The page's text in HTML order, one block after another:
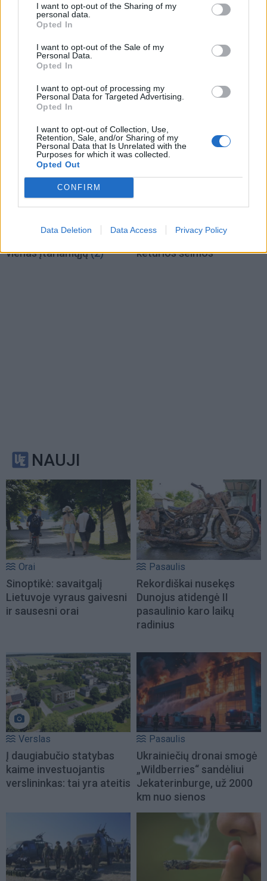
I want to opt-out of the Sharing of my
personal data.
Opted In
I want to opt-out of the Sale of my
Personal Data.
Opted In
I want to opt-out of processing my
Personal Data for Targeted Advertising.
Opted In
I want to opt-out of Collection, Use,
Retention, Sale, and/or Sharing of my
Personal Data that Is Unrelated with the
Purposes for which it was collected.
Opted Out
CONFIRM
Data Deletion Data Access Privacy Policy
Kriminalai
Niekšui panižo rankos:
vėliau ir jos nepilnametę
(2)
Kriminalai
ištuštino žaidimų
Kriminalai
Paramediko nužudymo
vienas įtariamųjų(2)
Kriminalai
Užsidegė lauko pavėsinė:
keturios šeimos
NAUJI
Orai
Sinoptikė: savaitgalį
Lietuvoje vyraus gaivesni
ir sausesni orai
Pasaulis
Rekordiškai nusekęs
Dunojus atidengė II
pasaulinio karo laikų
radinius
Verslas
Į daugiabučio statybas
kaime investuojantis
verslininkas: tai yra ateitis
Pasaulis
Ukrainiečių dronai smogė
„Wildberries“ sandėliui
Jekaterinburge, už 2000
km nuo sienos